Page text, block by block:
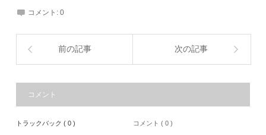
コメント:0
前の記事 次の記事
コメント
トラックバック ( 0 ) コメント ( 0 )